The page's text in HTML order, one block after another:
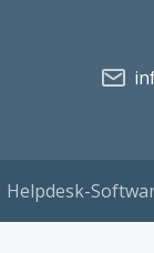
Helpdesk-